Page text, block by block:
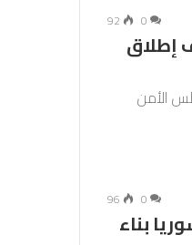
0
92
إطلاق
الأمن
0
96
بناء